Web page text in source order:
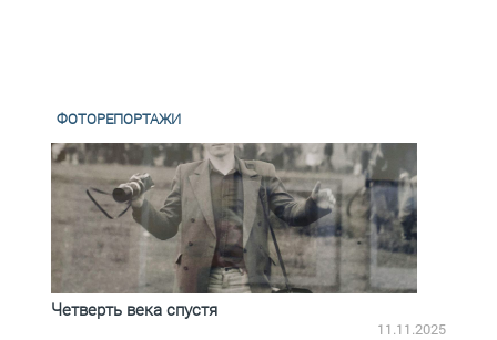
ФОТОРЕПОРТАЖИ
Четверть века спустя
11.11.2025